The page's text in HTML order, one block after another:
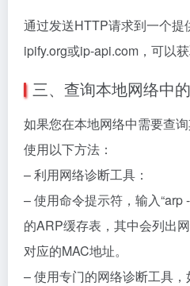
通过发送HTTP请求到一个提
ipify.org或ip-api.com，可以
三、查询本地网络中
如果您在本地网络中需要查
使用以下方法：
– 利用网络诊断工具：
– 使用命令提示符，输入“arp
的ARP缓存表，其中会列出
对应的MAC地址。
– 使用专门的网络诊断工具